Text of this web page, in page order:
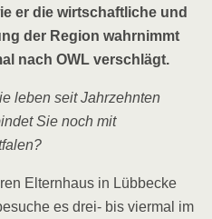
er die wirtschaftliche und
der Region wahrnimmt
nach OWL verschlägt.
leben seit Jahrzehnten
Sie noch mit
Elternhaus in Lübbecke
es drei- bis viermal im